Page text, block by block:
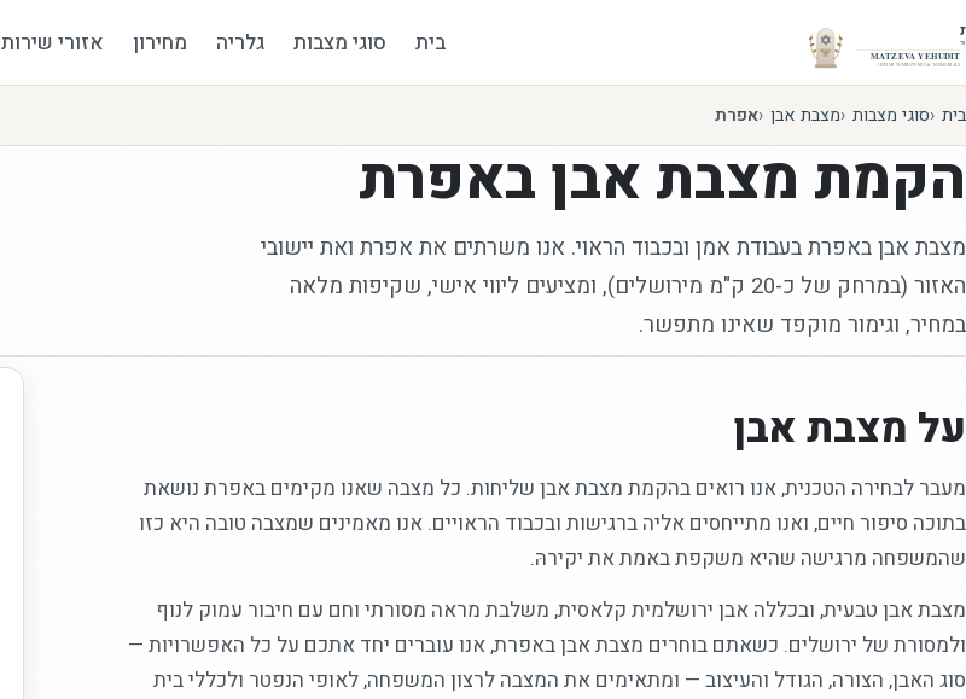
בית סוגי מצבות גלריה מחירון אזורי שירות
בית סוגי מצבות מצבת אבן אפרת
הקמת מצבת אבן באפרת
מצבת אבן באפרת בעבודת אמן ובכבוד הראוי. אנו משרתים את אפרת ואת יישובי
האזור (במרחק של כ-20 ק"מ מירושלים), ומציעים ליווי אישי, שקיפות מלאה
במחיר, וגימור מוקפד שאינו מתפשר.
על מצבת אבן
מעבר לבחירה הטכנית, אנו רואים בהקמת מצבת אבן שליחות. כל מצבה שאנו מקימים באפרת נושאת
בתוכה סיפור חיים, ואנו מתייחסים אליה ברגישות ובכבוד הראויים. אנו מאמינים שמצבה טובה היא כזו
שהמשפחה מרגישה שהיא משקפת באמת את יקירהּ.
מצבת אבן טבעית, ובכללה אבן ירושלמית קלאסית, משלבת מראה מסורתי וחם עם חיבור עמוק לנוף
ולמסורת של ירושלים. כשאתם בוחרים מצבת אבן באפרת, אנו עוברים יחד אתכם על כל האפשרויות —
סוג האבן, הצורה, הגודל והעיצוב — ומתאימים את המצבה לרצון המשפחה, לאופי הנפטר ולכללי בית